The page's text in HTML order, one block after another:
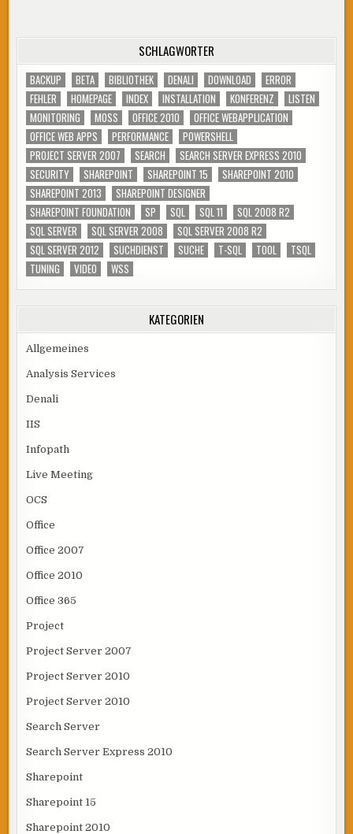
SCHLAGWÖRTER
BACKUP BETA BIBLIOTHEK DENALI DOWNLOAD
ERROR
FEHLER
HOMEPAGE INDEX INSTALLATION KONFERENZ
LISTEN
MONITORING
MOSS OFFICE 2010
OFFICE WEBAPPLICATION
OFFICE WEB APPS
PERFORMANCE
POWERSHELL
PROJECT SERVER 2007
SEARCH
SEARCH SERVER EXPRESS 2010
SECURITY
SHAREPOINT SHAREPOINT 15
SHAREPOINT 2010
SHAREPOINT 2013
SHAREPOINT DESIGNER
SHAREPOINT FOUNDATION
SP SQL SQL 11
SQL 2008 R2
SQL SERVER
SQL SERVER 2008
SQL SERVER 2008 R2
SQL SERVER 2012
SUCHDIENST SUCHE T-SQL TOOL
TSQL
TUNING
VIDEO WSS
KATEGORIEN
Allgemeines
Analysis Services
Denali
IIS
Infopath
Live Meeting
OCS
Office
Office 2007
Office 2010
Office 365
Project
Project Server 2007
Project Server 2010
Project Server 2010
Search Server
Search Server Express 2010
Sharepoint
Sharepoint 15
Sharepoint 2010